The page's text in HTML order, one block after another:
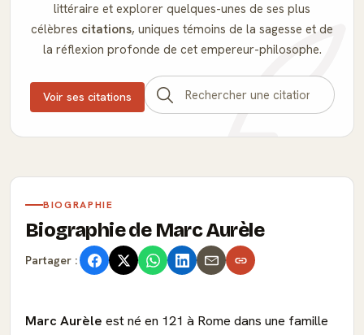
littéraire et explorer quelques-unes de ses plus
célèbres citations, uniques témoins de la sagesse et de
la réflexion profonde de cet empereur-philosophe.
Voir ses citations
BIOGRAPHIE
Biographie de Marc Aurèle
Partager :
Marc Aurèle est né en 121 à Rome dans une famille